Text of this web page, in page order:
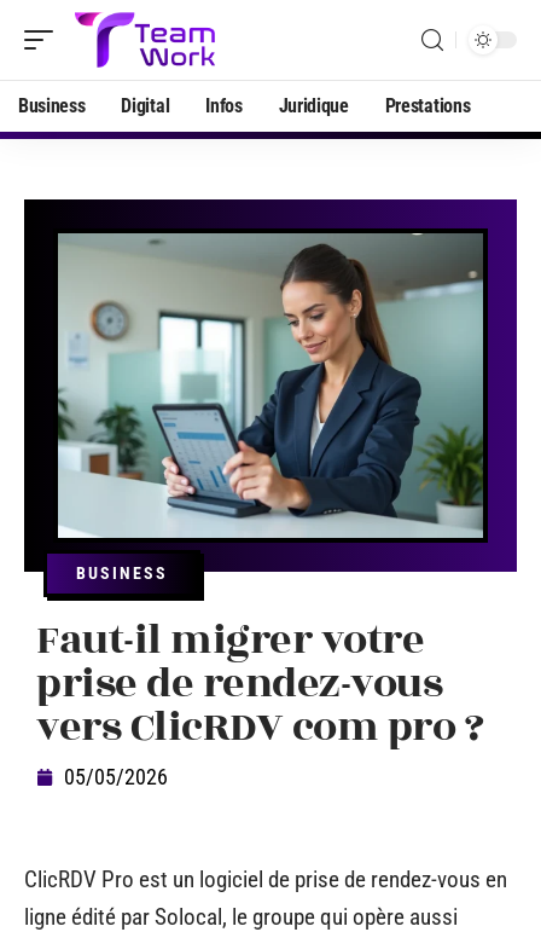
Business Digital Infos Juridique Prestations
BUSINESS
Faut-il migrer votre
prise de rendez-vous
vers ClicRDV com pro ?
05/05/2026
ClicRDV Pro est un logiciel de prise de rendez-vous en
ligne édité par Solocal, le groupe qui opère aussi